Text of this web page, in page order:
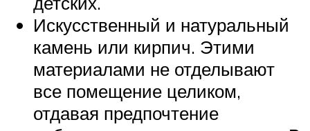
Искусственный и натуральный
камень или кирпич. Этими
материалами не отделывают
все помещение целиком,
отдавая предпочтение